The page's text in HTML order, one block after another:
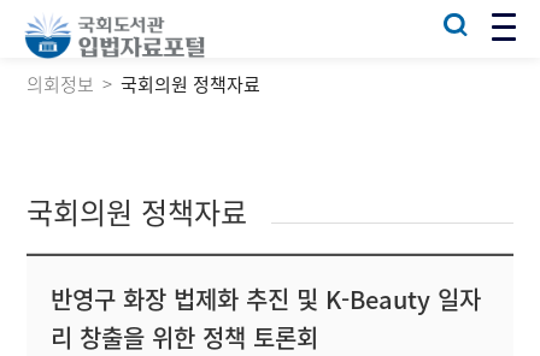
의회정보 국회의원 정책자료
국회의원 정책자료
반영구 화장 법제화 추진 및 K-Beauty 일자
리 창출을 위한 정책 토론회